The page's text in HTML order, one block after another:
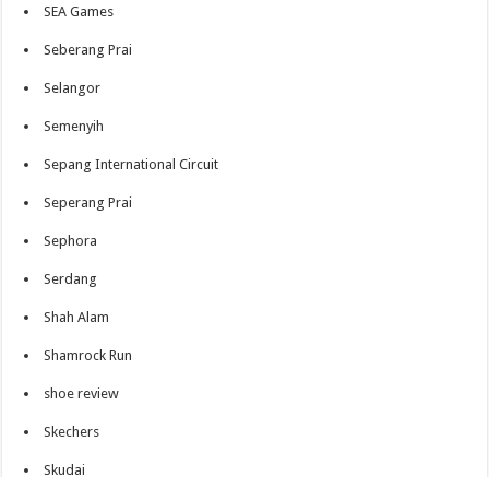
SEA Games
Seberang Prai
Selangor
Semenyih
Sepang International Circuit
Seperang Prai
Sephora
Serdang
Shah Alam
Shamrock Run
shoe review
Skechers
Skudai